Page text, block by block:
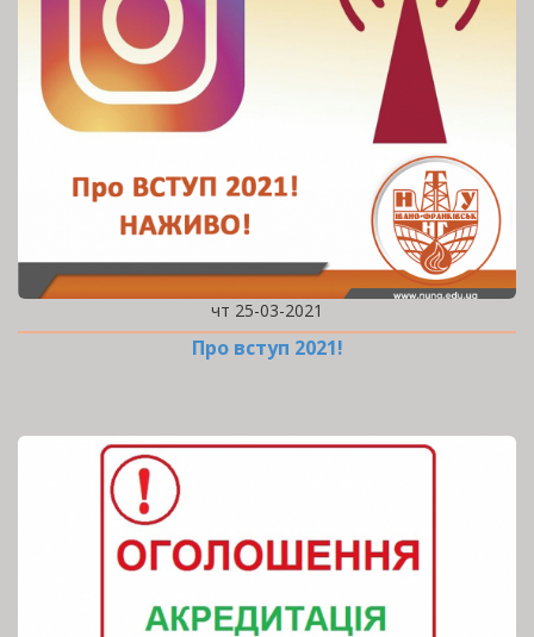
чт 25-03-2021
Про вступ 2021!